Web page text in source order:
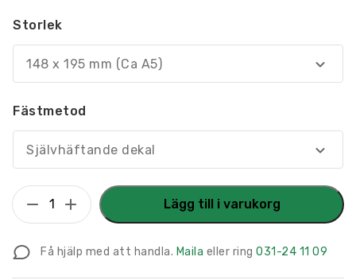
Storlek
148 x 195 mm (Ca A5)
Fästmetod
Självhäftande dekal
Återvinningsskylt
Fallfrukt
Lägg till i varukorg
Få hjälp med att handla. Maila eller ring 031-24 11 09